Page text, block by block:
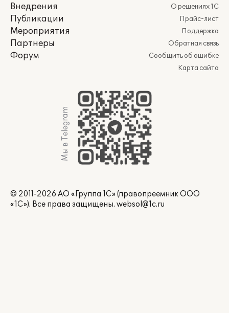
Внедрения
Публикации
Мероприятия
Партнеры
Форум
О решениях 1С
Прайс-лист
Поддержка
Обратная связь
Сообщить об ошибке
Карта сайта
Мы в Telegram
© 2011-2026 АО «Группа 1С» (правопреемник ООО
«1С»). Все права защищены. websol@1c.ru